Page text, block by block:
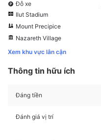
Đỗ xe
Ilut Stadium
Mount Precipice
Nazareth Village
Xem khu vực lân cận
Thông tin hữu ích
Đáng tiền
Đánh giá vị trí